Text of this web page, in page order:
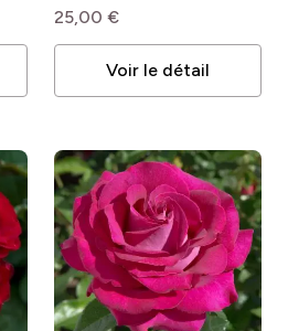
25,00 €
Voir le détail